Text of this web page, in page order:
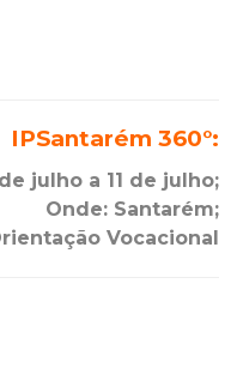
IPSantarém 360°:
julho a 11 de julho;
Onde: Santarém;
Vocacional